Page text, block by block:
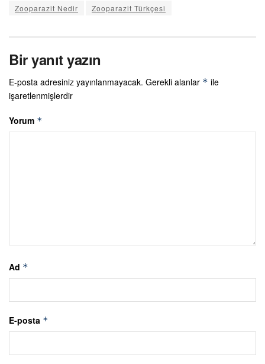
Zooparazit Nedir
Zooparazit Türkçesi
Bir yanıt yazın
E-posta adresiniz yayınlanmayacak. Gerekli alanlar * ile
işaretlenmişlerdir
Yorum *
Ad *
E-posta *